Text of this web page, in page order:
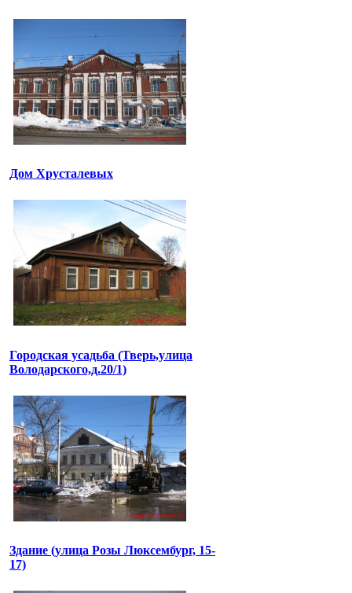
Дом Хрусталевых
Городская усадьба (Тверь,улица
Володарского,д.20/1)
Здание (улица Розы Люксембург, 15-
17)